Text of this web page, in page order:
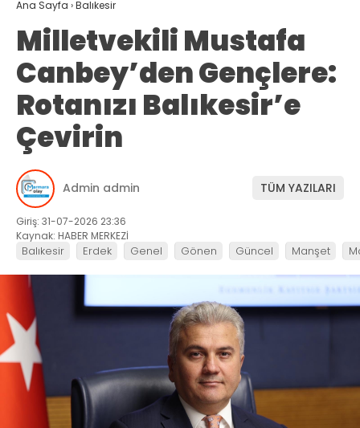
Ana Sayfa ›Balıkesir
Milletvekili Mustafa
Canbey’den Gençlere:
Rotanızı Balıkesir’e
Çevirin
Admin admin TÜM YAZILARI
Giriş: 31-07-2026 23:36
Kaynak: HABER MERKEZİ
Balıkesir Erdek Genel Gönen Güncel Manşet